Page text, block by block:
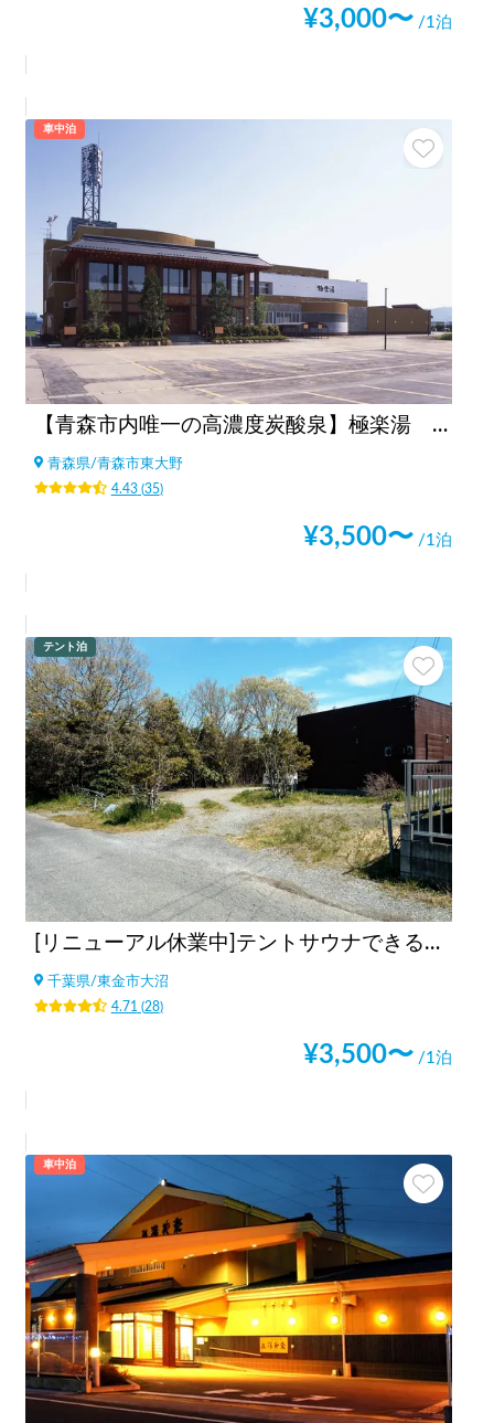
¥3,000〜 /1泊
車中泊
【青森市内唯一の高濃度炭酸泉】極楽湯 青森店
青森県/青森市東大野
4.43(35)
¥3,500〜 /1泊
テント泊
[リニューアル休業中]テントサウナできるスポットsalon pheasant(サロンフェーザント)
千葉県/東金市大沼
4.71 (28)
¥3,500〜 /1泊
車中泊